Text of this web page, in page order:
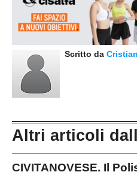
Scritto da
Altri articoli
CIVITANOVESE. Il